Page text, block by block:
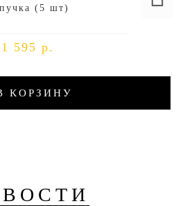
(5 шт)
1 595 р.
КОРЗИНУ